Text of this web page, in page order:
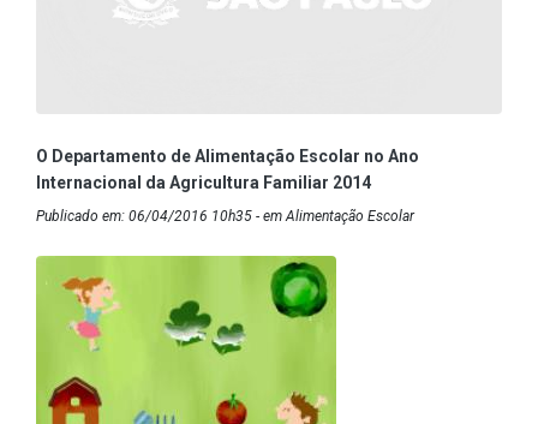
O Departamento de Alimentação Escolar no Ano
Internacional da Agricultura Familiar 2014
Publicado em: 06/04/2016 10h35 - em Alimentação Escolar